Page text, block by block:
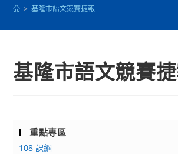
> 基隆市語文競賽捷報
基隆市語文競賽
重點專區
108 課綱